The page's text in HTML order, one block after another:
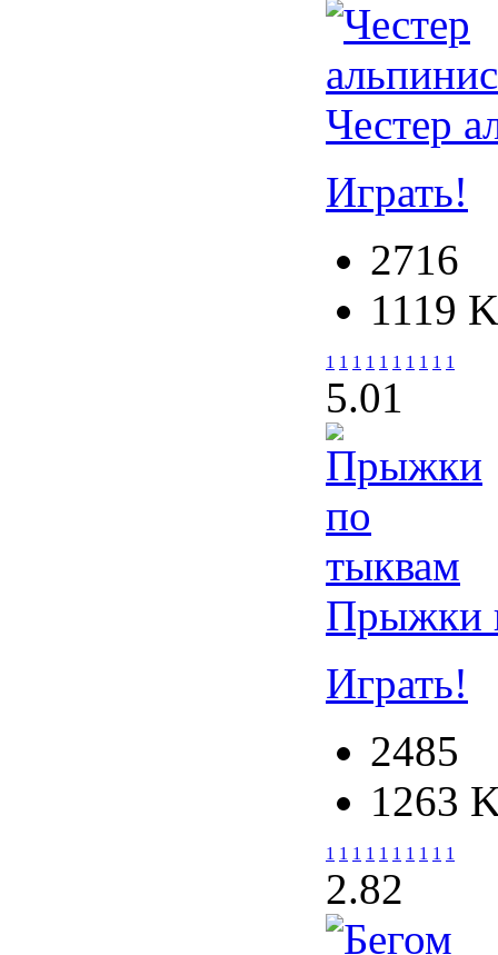
Честер
Играть!
2716
1119
1 1 1 1 1 1 1 1 1 1
5.01
Прыжки
Играть!
2485
1263
1 1 1 1 1 1 1 1 1 1
2.82